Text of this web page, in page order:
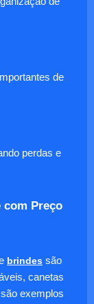
de
perdas e
Preço
brindes são
canetas
exemplos